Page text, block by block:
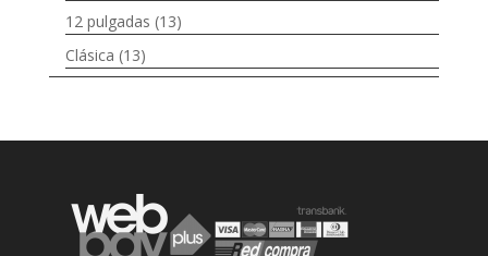
12 pulgadas (13)
Clásica (13)